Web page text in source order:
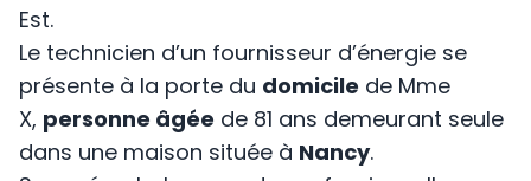
Est.
Le technicien d’un fournisseur d’énergie se
présente à la porte du domicile de Mme
X, personne âgée de 81 ans demeurant seule
dans une maison située à Nancy.